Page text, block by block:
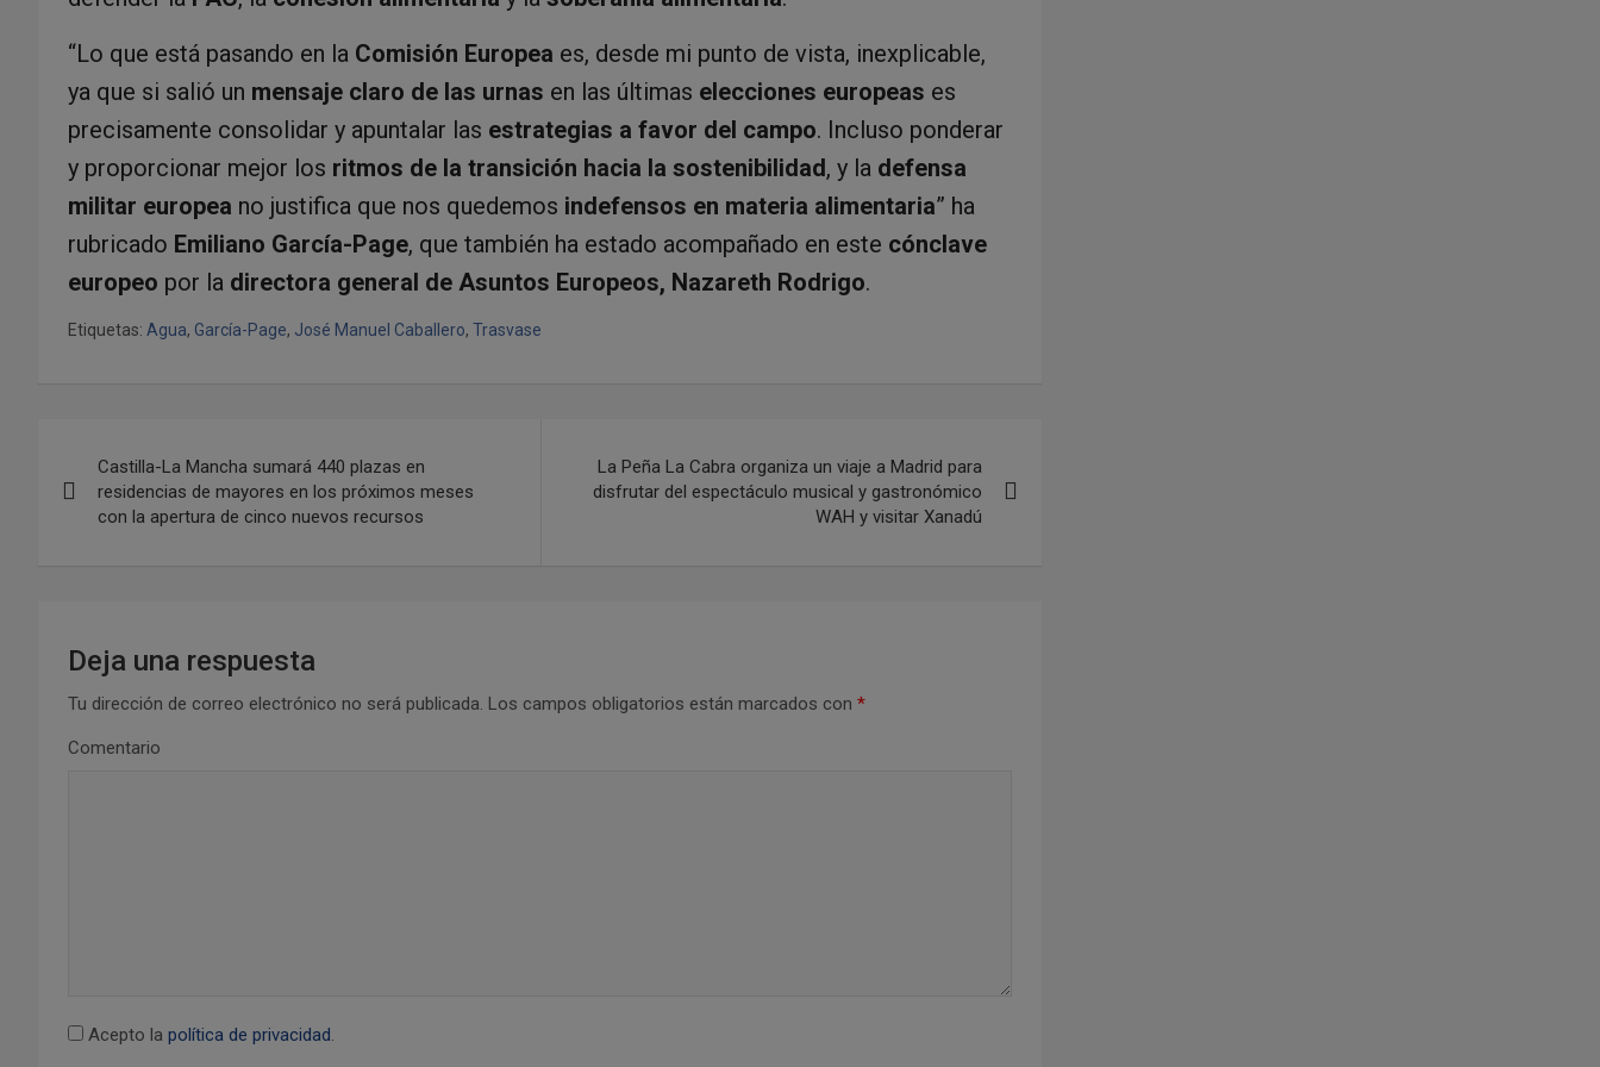
“Lo que está pasando en la Comisión Europea es, desde mi punto de vista, inexplicable,
ya que si salió un mensaje claro de las urnas en las últimas elecciones europeas es
precisamente consolidar y apuntalar las estrategias a favor del campo. Incluso ponderar
y proporcionar mejor los ritmos de la transición hacia la sostenibilidad, y la defensa
militar europea no justifica que nos quedemos indefensos en materia alimentaria” ha
rubricado Emiliano García-Page, que también ha estado acompañado en este cónclave
europeo por la directora general de Asuntos Europeos, Nazareth Rodrigo.
Etiquetas: Agua, García-Page, José Manuel Caballero, Trasvase
Castilla-La Mancha sumará 440 plazas en
residencias de mayores en los próximos meses
con la apertura de cinco nuevos recursos
La Peña La Cabra organiza un viaje a Madrid para
disfrutar del espectáculo musical y gastronómico
WAH y visitar Xanadú
Deja una respuesta
Tu dirección de correo electrónico no será publicada. Los campos obligatorios están marcados con *
Comentario
Acepto la política de privacidad.